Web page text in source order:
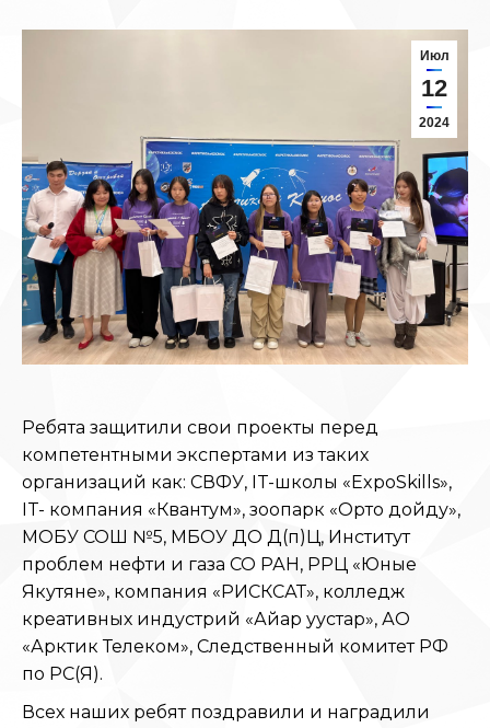
Июл
12
2024
Ребята защитили свои проекты перед
компетентными экспертами из таких
организаций как: СВФУ, IT-школы «ExpoSkills»,
IT- компания «Квантум», зоопарк «Орто дойду»,
МОБУ СОШ №5, МБОУ ДО Д(п)Ц, Институт
проблем нефти и газа СО РАН, РРЦ «Юные
Якутяне», компания «РИСКСАТ», колледж
креативных индустрий «Айар уустар», АО
«Арктик Телеком», Следственный комитет РФ
по РС(Я).
Всех наших ребят поздравили и наградили